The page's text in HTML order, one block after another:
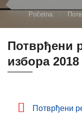
Početna
Потврђени
избора 2018
Потврђени